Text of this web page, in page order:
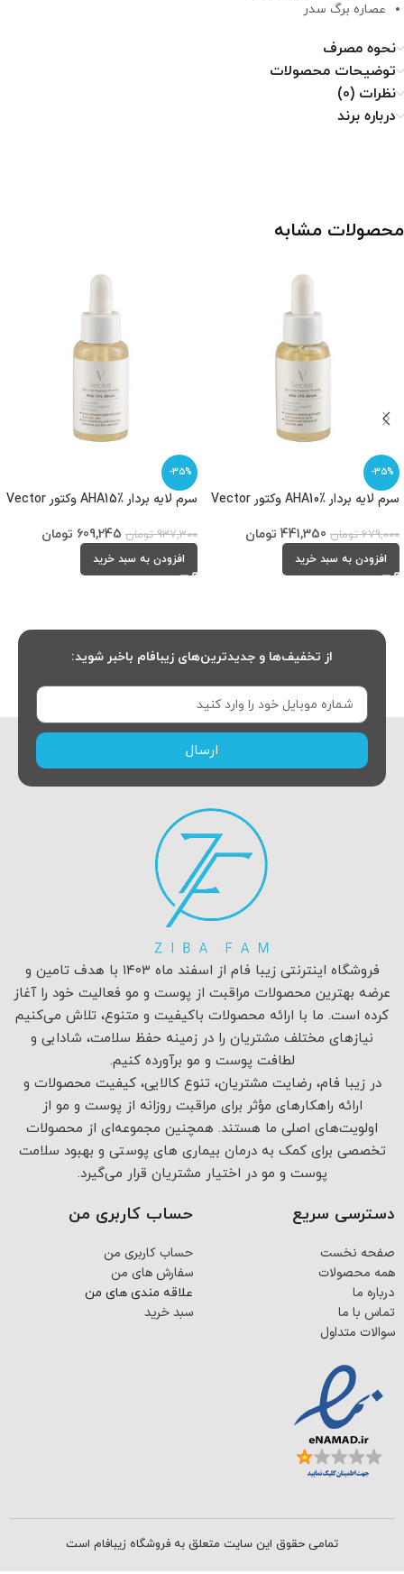
عصاره برگ سدر
نحوه مصرف
توضیحات محصولات
نظرات (0)
درباره برند
محصولات مشابه
-35%
سرم لایه بردار AHA10% وکتور Vector
679,000 تومان 441,350 تومان
افزودن به سبد خرید
-35%
سرم لایه بردار AHA15% وکتور Vector
937,300 تومان 609,245 تومان
افزودن به سبد خرید
از تخفیف‌ها و جدیدترین‌های زیبافام باخبر شوید:
ارسال
فروشگاه اینترنتی زیبا فام از اسفند ماه ۱۴۰۳ با هدف تامین و
عرضه بهترین محصولات مراقبت از پوست و مو فعالیت خود را آغاز
کرده است. ما با ارائه محصولات باکیفیت و متنوع، تلاش می‌کنیم
نیازهای مختلف مشتریان را در زمینه حفظ سلامت، شادابی و
لطافت پوست و مو برآورده کنیم.
در زیبا فام، رضایت مشتریان، تنوع کالایی، کیفیت محصولات و
ارائه راهکارهای مؤثر برای مراقبت روزانه از پوست و مو از
اولویت‌های اصلی ما هستند. همچنین مجموعه‌ای از محصولات
تخصصی برای کمک به درمان بیماری های پوستی و بهبود سلامت
پوست و مو در اختیار مشتریان قرار می‌گیرد.
دسترسی سریع
صفحه نخست
همه محصولات
درباره ما
تماس با ما
سوالات متداول
حساب کاربری من
حساب کاربری من
سفارش های من
علاقه مندی های من
سبد خرید
تمامی حقوق این سایت متعلق به فروشگاه زیبافام است